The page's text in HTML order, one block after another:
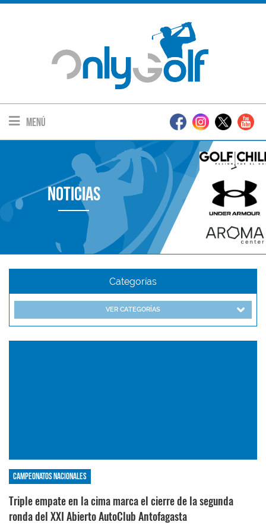
Menú
Noticias
Categorías
VER CATEGORÍAS
Campeonatos nacionales
Triple empate en la cima marca el cierre de la segunda
ronda del XXI Abierto AutoClub Antofagasta